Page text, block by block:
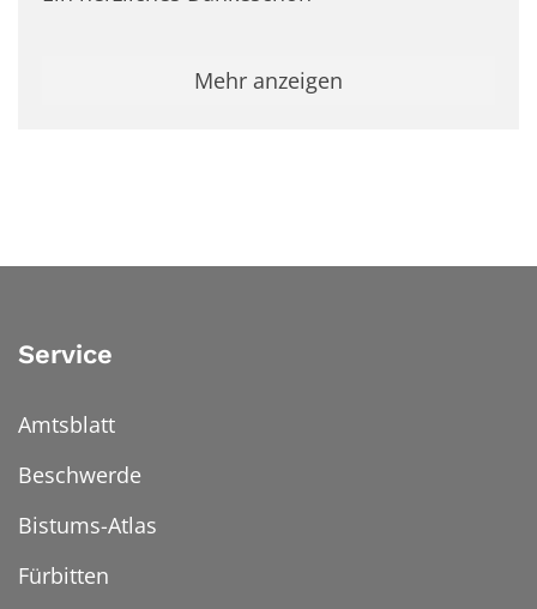
Mehr anzeigen
Service
Amtsblatt
Beschwerde
Bistums-Atlas
Fürbitten